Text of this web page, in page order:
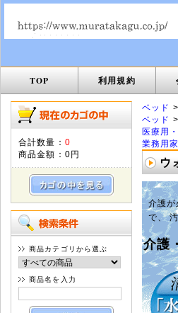
TOP 利用規約
合計数量： 0
商品金額： 0円
商品カテゴリから選ぶ
商品名を入力
ベッド >
ベッド >
医療用
業務用
ウ
介護
で、
介護